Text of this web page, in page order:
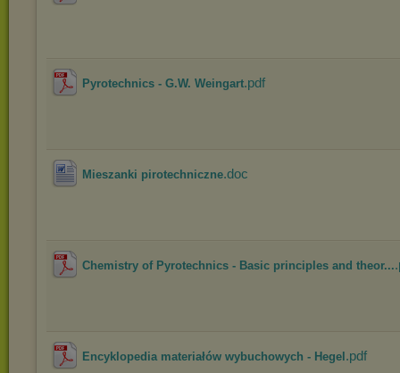
Pyrotechnics - G.W. Weingart.pdf
Mieszanki pirotechniczne.doc
Chemistry of Pyrotechnics - Basic principles and theor...
Encyklopedia materiałów wybuchowych - Hegel .pdf